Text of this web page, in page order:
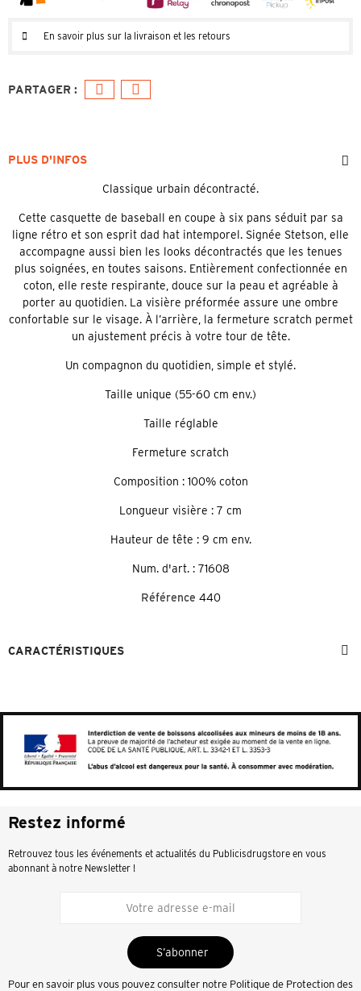
En savoir plus sur la livraison et les retours
PLUS D'INFOS
Classique urbain décontracté.
Cette casquette de baseball en coupe à six pans séduit par sa
ligne rétro et son esprit dad hat intemporel. Signée Stetson, elle
accompagne aussi bien les looks décontractés que les tenues
plus soignées, en toutes saisons. Entièrement confectionnée en
coton, elle reste respirante, douce sur la peau et agréable à
porter au quotidien. La visière préformée assure une ombre
confortable sur le visage. À l’arrière, la fermeture scratch permet
un ajustement précis à votre tour de tête.
Un compagnon du quotidien, simple et stylé.
Taille unique (55-60 cm env.)
Taille réglable
Fermeture scratch
Composition : 100% coton
Longueur visière : 7 cm
Hauteur de tête : 9 cm env.
Num. d'art. : 71608
Référence 440
CARACTÉRISTIQUES
Restez informé
Retrouvez tous les événements et actualités du Publicisdrugstore en vous
abonnant à notre Newsletter !
S’abonner
Pour en savoir plus vous pouvez consulter notre Politique de Protection des